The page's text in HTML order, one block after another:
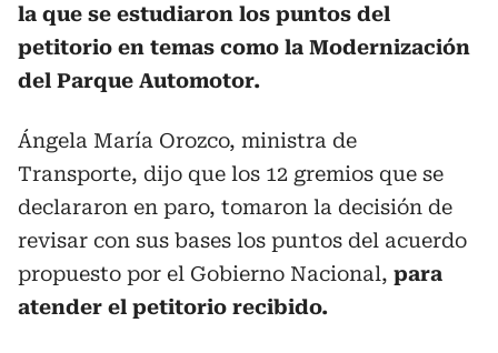
la que se estudiaron los puntos del
petitorio en temas como la Modernización
del Parque Automotor.
Ángela María Orozco, ministra de
Transporte, dijo que los 12 gremios que se
declararon en paro, tomaron la decisión de
revisar con sus bases los puntos del acuerdo
propuesto por el Gobierno Nacional, para
atender el petitorio recibido.